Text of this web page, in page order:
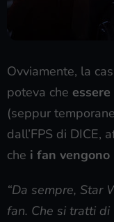
Ovviamente, la
poteva che
(seppur
dall’FPS di DICE,
che i fan
“Da sempre, Star
fan. Che si tratti